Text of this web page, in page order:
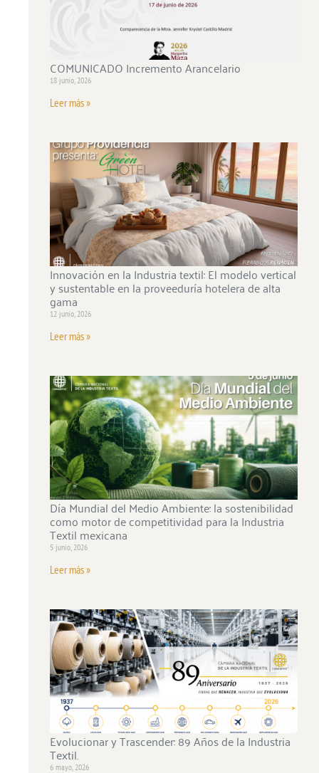
COMUNICADO Incremento Arancelario
18 junio, 2026
Leer más »
Innovación en la Industria textil: El modelo vertical
y sustentable en la proveeduría hotelera de alta
gama
12 junio, 2026
Leer más »
Día Mundial del Medio Ambiente: la sostenibilidad
como motor de competitividad para la Industria
Textil mexicana
5 junio, 2026
Leer más »
Evolucionar y Trascender: 89 Años de la Industria
Textil.
6 mayo, 2026